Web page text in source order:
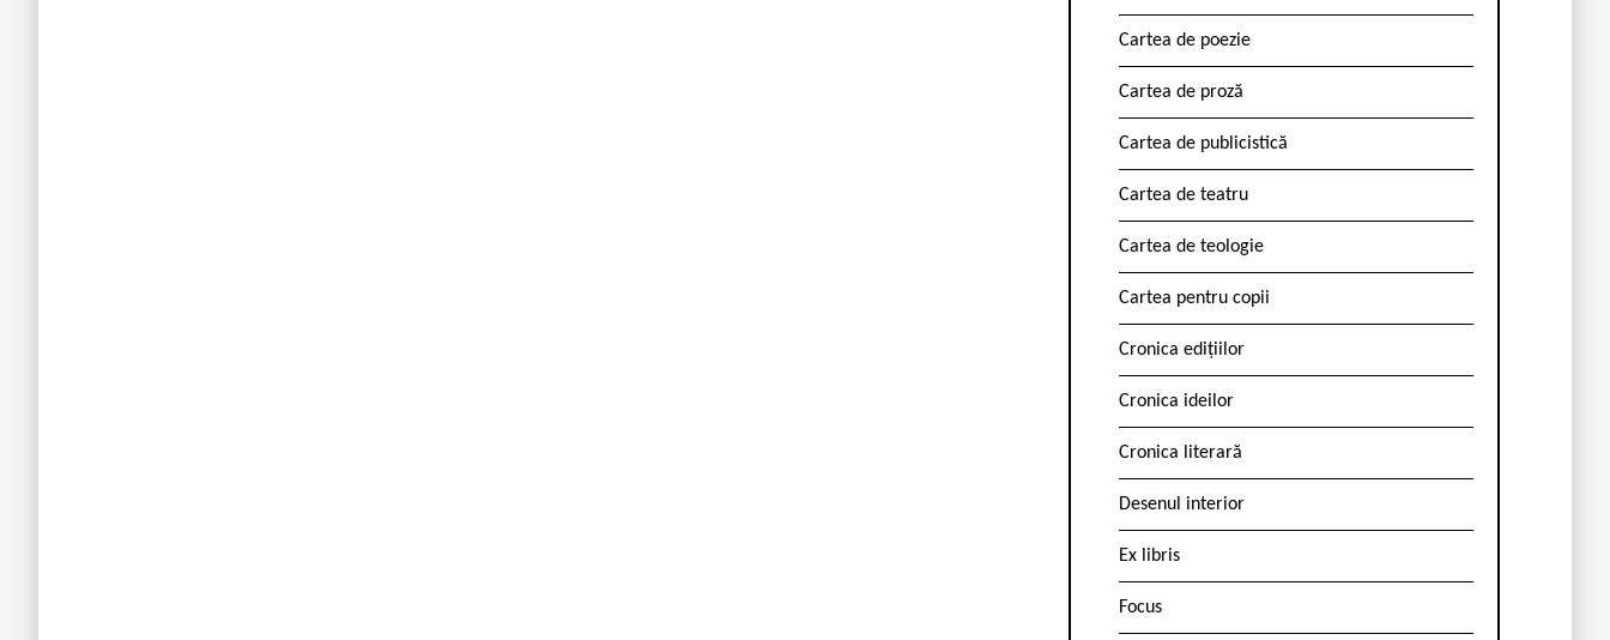
Cartea de poezie
Cartea de proză
Cartea de publicistică
Cartea de teatru
Cartea de teologie
Cartea pentru copii
Cronica edițiilor
Cronica ideilor
Cronica literară
Desenul interior
Ex libris
Focus